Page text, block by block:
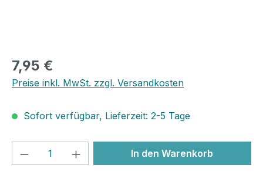
7,95 €
Preise inkl. MwSt. zzgl. Versandkosten
Sofort verfügbar, Lieferzeit: 2-5 Tage
Produkt Anzahl: Gib denIn den Warenkorb